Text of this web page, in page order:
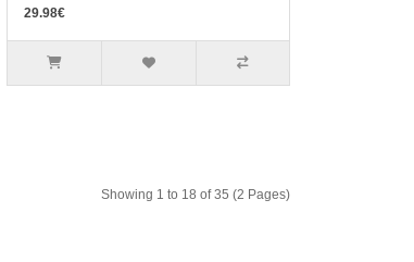
29.98€
Showing 1 to 18 of 35 (2 Pages)